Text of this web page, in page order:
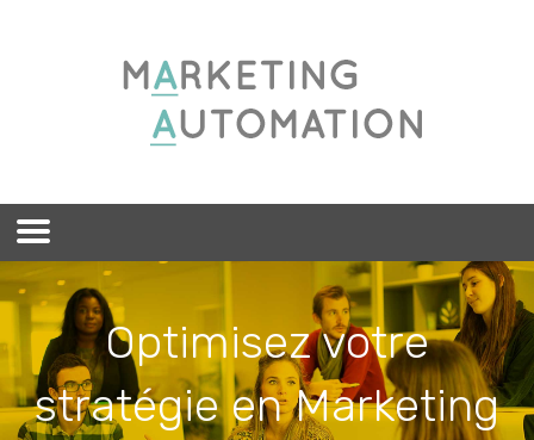
Optimisez votre
stratégie en Marketing